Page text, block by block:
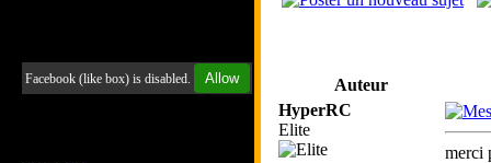
Facebook (like box) is disabled. Allow
Auteur
HyperRC
Elite
merci